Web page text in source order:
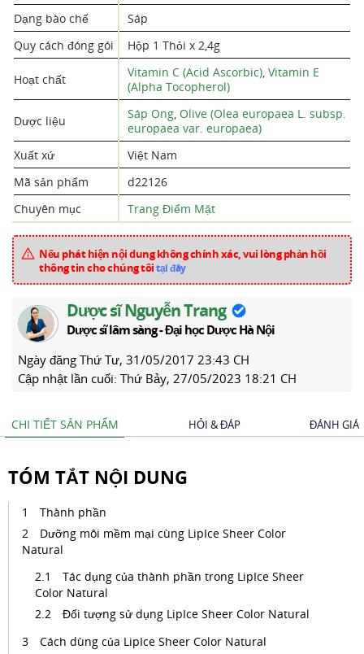
Dạng bào chế
Sáp
Quy cách đóng gói
Hộp 1 Thỏi x 2,4g
Hoạt chất Vitamin C (Acid Ascorbic), Vitamin E
(Alpha Tocopherol)
Dược liệu Sáp Ong, Olive (Olea europaea L. subsp.
europaea var. europaea)
Xuất xứ
Việt Nam
Mã sản phẩm
d22126
Chuyên mục
Trang Điểm Mặt
Nếu phát hiện nội dung không chính xác, vui lòng phản hồi
thông tin cho chúng tôitại đây
Dược sĩ Nguyễn Trang
Dược sĩ lâm sàng - Đại học Dược Hà Nội
Ngày đăng Thứ Tư, 31/05/2017 23:43 CH
Cập nhật lần cuối: Thứ Bảy, 27/05/2023 18:21 CH
CHI TIẾT SẢN PHẨM HỎI & ĐÁP ĐÁNH GIÁ
TÓM TẮT NỘI DUNG
Thành phần
Dưỡng môi mềm mại cùng LipIce Sheer Color
Natural
Tác dụng của thành phần trong LipIce Sheer
Color Natural
Đối tượng sử dụng LipIce Sheer Color Natural
Cách dùng của LipIce Sheer Color Natural